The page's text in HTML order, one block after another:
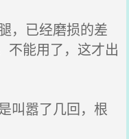
，已经磨损的差
不能用了，这才出
叫嚣了几回，根